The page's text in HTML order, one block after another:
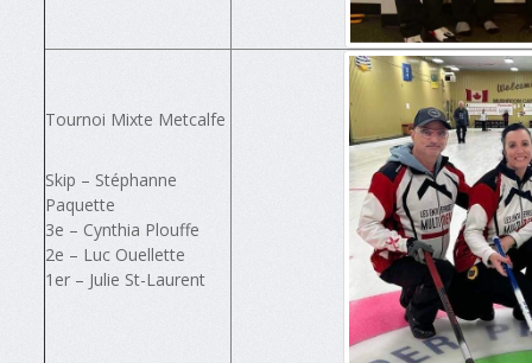
Tournoi Mixte Metcalfe
Skip – Stéphanne
Paquette
3e – Cynthia Plouffe
2e – Luc Ouellette
1er – Julie St-Laurent